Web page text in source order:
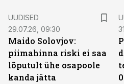
UUDISED
29.07.26, 09:30
Maido Solovjov:
piimahinna riski ei saa
lõputult ühe osapoole
kanda jätta